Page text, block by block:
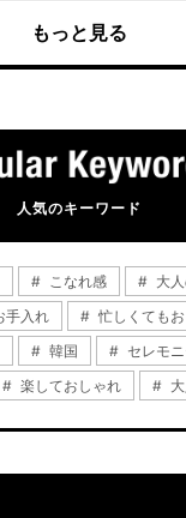
もっと見る
人気のキーワード
こなれ感
大
手入れ
忙しくても
韓国
セレモ
楽しておしゃれ